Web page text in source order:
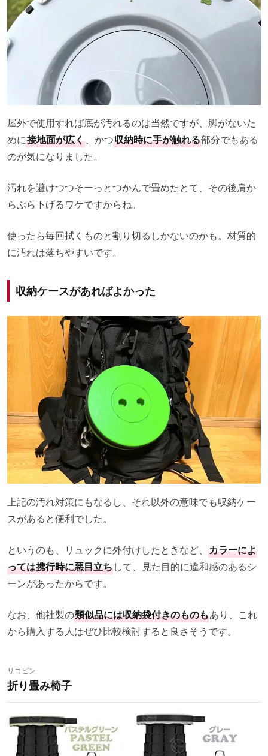
屋外で使用すれば底が汚れるのは当然ですが、脚がないた
めに接地面が広く、かつ収納時に手が触れる部分でもある
のが気になりました。
汚れを避けつつそーっとつかんで畳めたとて、その後肩か
らぶら下げるワケですからね。
使ったら毎回拭くものと割り切るしかないのかも。材質的
に汚れは落ちやすいです。
収納ケースがあればよかった
上記の汚れ対策にもなるし、それ以外の意味でも収納ケー
スがあると便利でした。
というのも、リュックに外付けしたときなど、 カラーによ
っては携行時に悪目立ちして、見た目的に違和感のあるシ
ーンがあったからです。
なお、他社製の類似品には収納袋付きのものもあり、これ
から購入する人はぜひ比較検討すると良さそうです。
リコピン
折り畳み椅子